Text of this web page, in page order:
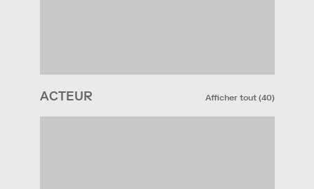
ACTEUR Afficher tout(40)